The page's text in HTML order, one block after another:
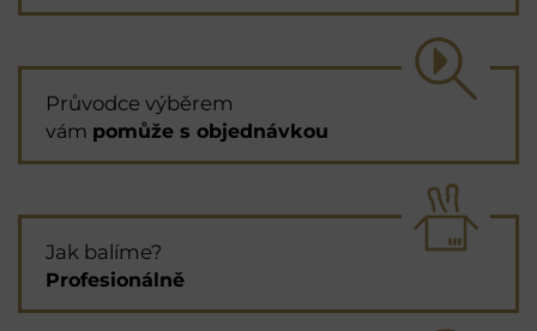
Průvodce výběrem
vám pomůže s objednávkou
Jak balíme?
Profesionálně